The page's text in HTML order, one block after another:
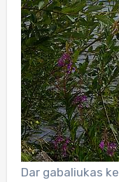
Dar gabaliukas